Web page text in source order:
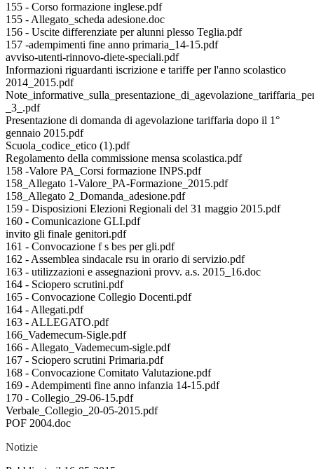
155 - Corso formazione inglese.pdf
155 - Allegato_scheda adesione.doc
156 - Uscite differenziate per alunni plesso Teglia.pdf
157 -adempimenti fine anno primaria_14-15.pdf
avviso-utenti-rinnovo-diete-speciali.pdf
Informazioni riguardanti iscrizione e tariffe per l'anno scolastico
2014_2015.pdf
_3_.pdf
Presentazione di domanda di agevolazione tariffaria dopo il 1°
gennaio 2015.pdf
Scuola_codice_etico (1).pdf
Regolamento della commissione mensa scolastica.pdf
158 -Valore PA_Corsi formazione INPS.pdf
158_Allegato 1-Valore_PA-Formazione_2015.pdf
158_Allegato 2_Domanda_adesione.pdf
159 - Disposizioni Elezioni Regionali del 31 maggio 2015.pdf
160 - Comunicazione GLI.pdf
invito gli finale genitori.pdf
161 - Convocazione f s bes per gli.pdf
162 - Assemblea sindacale rsu in orario di servizio.pdf
163 - utilizzazioni e assegnazioni provv. a.s. 2015_16.doc
164 - Sciopero scrutini.pdf
165 - Convocazione Collegio Docenti.pdf
164 - Allegati.pdf
163 - ALLEGATO.pdf
166_Vademecum-Sigle.pdf
166 - Allegato_Vademecum-sigle.pdf
167 - Sciopero scrutini Primaria.pdf
168 - Convocazione Comitato Valutazione.pdf
169 - Adempimenti fine anno infanzia 14-15.pdf
170 - Collegio_29-06-15.pdf
Verbale_Collegio_20-05-2015.pdf
POF 2004.doc
Notizie